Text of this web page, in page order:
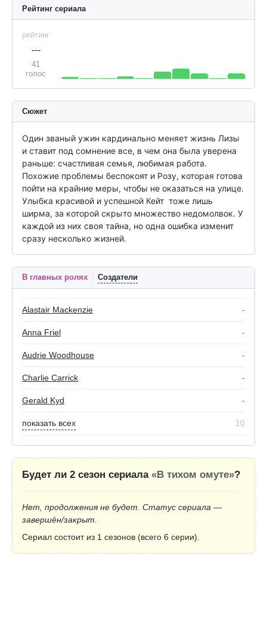
Рейтинг сериала
рейтинг
---
41
голос
Сюжет
Один званый ужин кардинально меняет жизнь Лизы
и ставит под сомнение все, в чем она была уверена
раньше: счастливая семья, любимая работа.
Похожие проблемы беспокоят и Розу, которая готова
пойти на крайние меры, чтобы не оказаться на улице.
Улыбка красивой и успешной Кейт  тоже лишь
ширма, за которой скрыто множество недомолвок. У
каждой из них своя тайна, но одна ошибка изменит
сразу несколько жизней.
В главных ролях Создатели
Alastair Mackenzie -
Anna Friel -
Audrie Woodhouse -
Charlie Carrick -
Gerald Kyd -
показать всех 10
Будет ли 2 сезон сериала «В тихом омуте»?
Нет, продолжения не будет. Статус сериала —
завершён/закрыт.
Сериал состоит из 1 сезонов (всего 6 серии).